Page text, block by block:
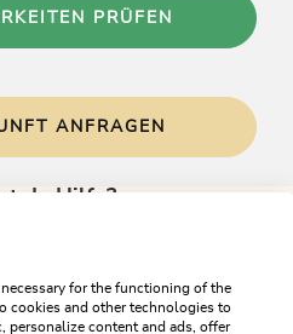
PRÜFEN
ANFRAGEN
du Hilfe?
for the functioning of the
cookies and other technologies to
personalize content and ads, offer